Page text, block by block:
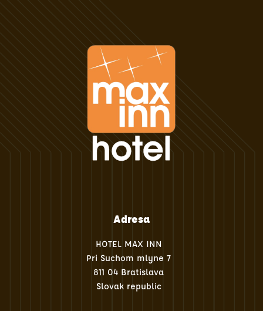
Adresa
HOTEL MAX INN
Pri Suchom mlyne 7
811 04 Bratislava
Slovak republic